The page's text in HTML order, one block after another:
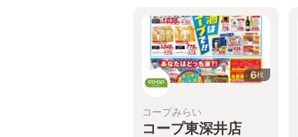
6枚
コープみらい
コープ東深井店